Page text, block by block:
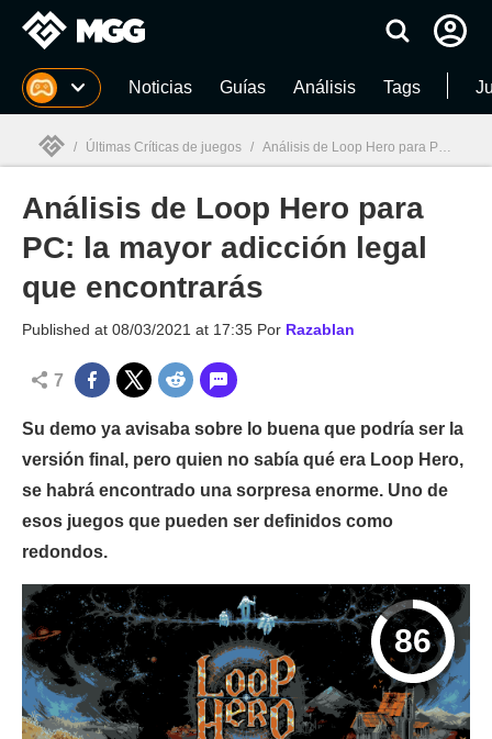
MGG Noticias Guías Análisis Tags
MGG
/ Últimas Críticas de juegos / Análisis de Loop Hero para PC: la mayor adicción legal que encontrarás
Análisis de Loop Hero para
PC: la mayor adicción legal
que encontrarás
Published at 08/03/2021 at 17:35 Por Razablan
7
Su demo ya avisaba sobre lo buena que podría ser la
versión final, pero quien no sabía qué era Loop Hero,
se habrá encontrado una sorpresa enorme. Uno de
esos juegos que pueden ser definidos como
redondos.
86